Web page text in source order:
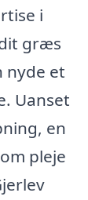
i
græs
nyde et
Uanset
en
pleje